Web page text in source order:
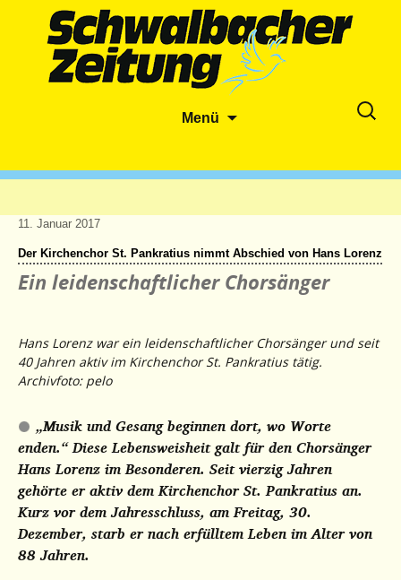
Menü
Suche
11. Januar 2017
Der Kirchenchor St. Pankratius nimmt Abschied von Hans Lorenz
Ein leidenschaftlicher Chorsänger
Hans Lorenz war ein leidenschaftlicher Chorsänger und seit
40 Jahren aktiv im Kirchenchor St. Pankratius tätig.
Archivfoto: pelo
„Musik und Gesang beginnen dort, wo Worte
enden.“ Diese Lebensweisheit galt für den Chorsänger
Hans Lorenz im Besonderen. Seit vierzig Jahren
gehörte er aktiv dem Kirchenchor St. Pankratius an.
Kurz vor dem Jahresschluss, am Freitag, 30.
Dezember, starb er nach erfülltem Leben im Alter von
88 Jahren.